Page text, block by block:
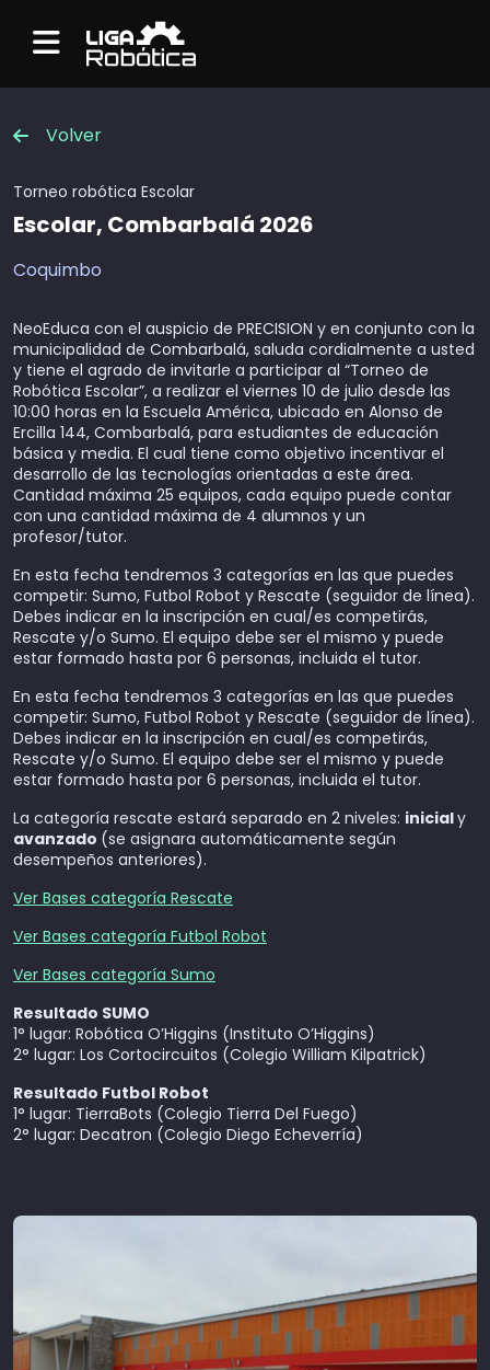
Menu
Volver
Torneo robótica Escolar
Escolar, Combarbalá 2026
Coquimbo
NeoEduca con el auspicio de PRECISION y en conjunto con la
municipalidad de Combarbalá, saluda cordialmente a usted
y tiene el agrado de invitarle a participar al “Torneo de
Robótica Escolar”, a realizar el viernes 10 de julio desde las
10:00 horas en la Escuela América, ubicado en Alonso de
Ercilla 144, Combarbalá, para estudiantes de educación
básica y media. El cual tiene como objetivo incentivar el
desarrollo de las tecnologías orientadas a este área.
Cantidad máxima 25 equipos, cada equipo puede contar
con una cantidad máxima de 4 alumnos y un
profesor/tutor.
En esta fecha tendremos 3 categorías en las que puedes
competir: Sumo, Futbol Robot y Rescate (seguidor de línea).
Debes indicar en la inscripción en cual/es competirás,
Rescate y/o Sumo. El equipo debe ser el mismo y puede
estar formado hasta por 6 personas, incluida el tutor.
En esta fecha tendremos 3 categorías en las que puedes
competir: Sumo, Futbol Robot y Rescate (seguidor de línea).
Debes indicar en la inscripción en cual/es competirás,
Rescate y/o Sumo. El equipo debe ser el mismo y puede
estar formado hasta por 6 personas, incluida el tutor.
La categoría rescate estará separado en 2 niveles: inicialy
avanzado (se asignara automáticamente según
desempeños anteriores).
Ver Bases categoría Rescate
Ver Bases categoría Futbol Robot
Ver Bases categoría Sumo
Resultado SUMO
1° lugar: Robótica O’Higgins (Instituto O’Higgins)
2° lugar: Los Cortocircuitos (Colegio William Kilpatrick)
Resultado Futbol Robot
1° lugar: TierraBots (Colegio Tierra Del Fuego)
2° lugar: Decatron (Colegio Diego Echeverría)